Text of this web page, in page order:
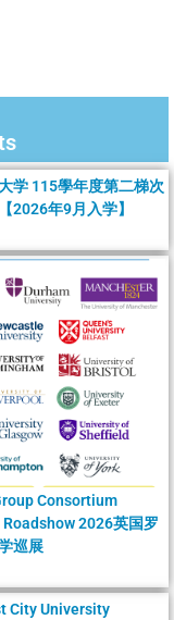
学 115學年度第二梯次
2026年9月入学】
Consortium
2026英国罗
巡展
City University